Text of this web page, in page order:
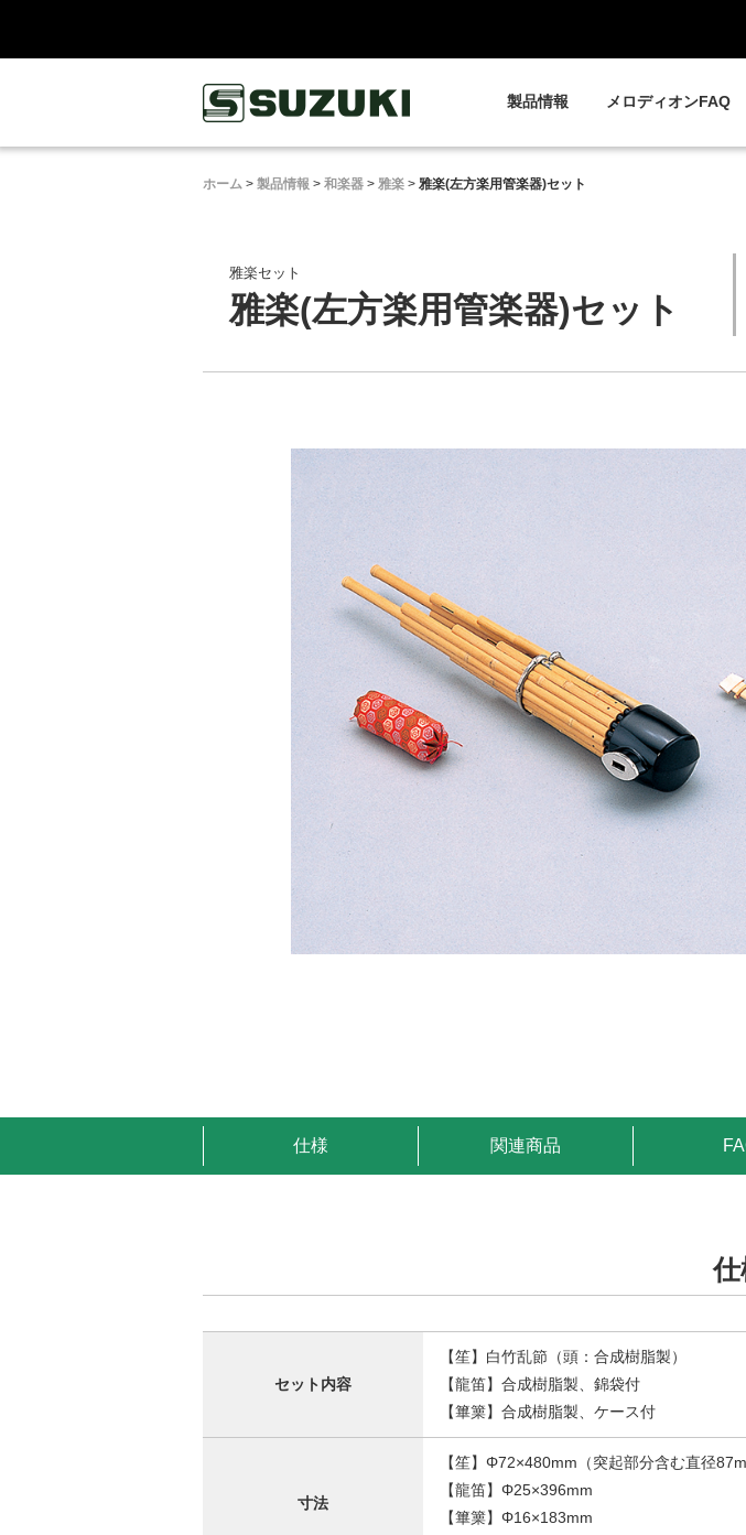
製品情報 メロディオンFAQ
ホーム > 製品情報 > 和楽器 > 雅楽 > 雅楽(左方楽用管楽器)セット
雅楽セット
雅楽(左方楽用管楽器)セット
仕様 関連商品
セット内容
【笙】白竹乱節（頭：合成樹脂製）
【龍笛】合成樹脂製、錦袋付
【篳篥】合成樹脂製、ケース付
寸法
【笙】Φ72×480mm（突起部分含む直径
【龍笛】Φ25×396mm
【篳篥】Φ16×183mm